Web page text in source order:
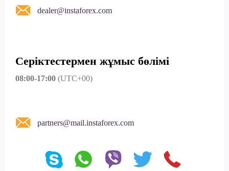
dealer@instaforex.com
Серіктестермен жұмыс бөлімі
08:00-17:00 (UTC+00)
partners@mail.instaforex.com